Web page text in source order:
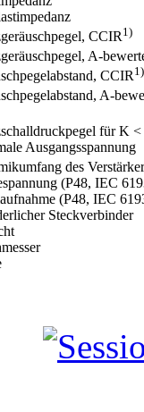
CCIR 1)
A-
CCIR1)
A-
für K
Ausgangsspannung
des
(P48, IEC
(P48, IEC
Steckverbinder